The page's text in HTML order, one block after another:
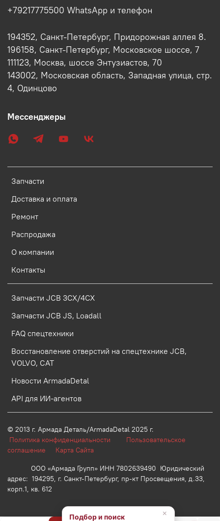
Запчасти
Доставка и оплата
Ремонт
Распродажа
О компании
Контакты
Запчасти JCB 3CX/4CX
Запчасти JCB JS, Loadall
FAQ спецтехники
Восстановление отверстий на спецтехнике JCB,
VOLVO, CAT
Новости ArmadaDetal
API для ИИ-агентов
+79217775500 WhatsApp и телефон
194352, Санкт-Петербург, Придорожная аллея 8.
196158, Санкт-Петербург, Московское шоссе, 7
111123, Москва, шоссе Энтузиастов, 70
143002, Московская область, Западная улица, стр.
4, Одинцово
Мессенджеры
© 2013 г. Армада Деталь/ArmadaDetal 2025 г.
Политика конфиденциальности
Пользовательское
соглашение Карта Сайта
ООО «Армада Групп» ИНН 7802639490 Юридический
адрес: 194295, г. Санкт-Петербург, пр-кт Просвещения, д.33,
корп.1, кв. 612
×
Подбор и поиск